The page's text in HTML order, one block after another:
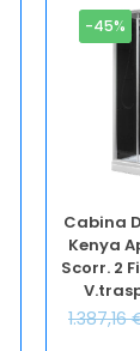
-45%
Cabina
Kenya
Scorr. 2
1.387,16